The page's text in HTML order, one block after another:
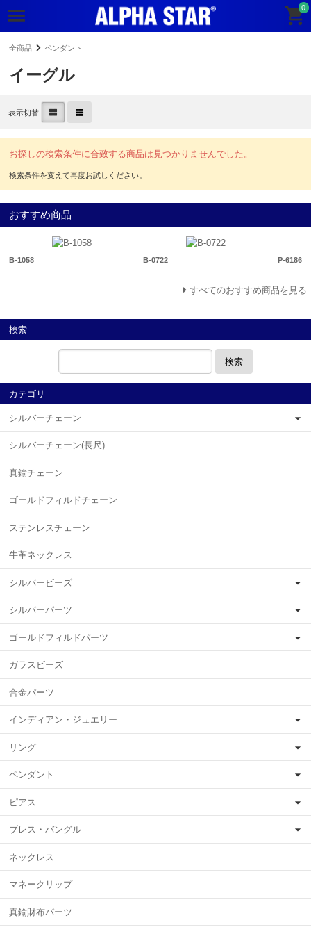
0
全商品 ペンダント
イーグル
表示切替
お探しの検索条件に合致する商品は見つかりませんでした。
おすすめ商品
B-1058 B-0722 P-6186
すべてのおすすめ商品を見る
検索
検索
カテゴリ
シルバーチェーン
シルバーチェーン(長尺)
真鍮チェーン
ゴールドフィルドチェーン
ステンレスチェーン
牛革ネックレス
シルバービーズ
シルバーパーツ
ゴールドフィルドパーツ
ガラスビーズ
合金パーツ
インディアン・ジュエリー
リング
ペンダント
ピアス
ブレス・バングル
ネックレス
マネークリップ
真鍮財布パーツ